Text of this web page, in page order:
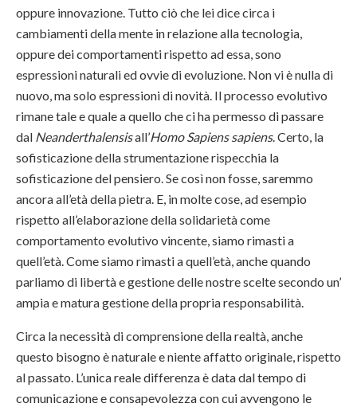
oppure innovazione. Tutto ciò che lei dice circa i
cambiamenti della mente in relazione alla tecnologia,
oppure dei comportamenti rispetto ad essa, sono
espressioni naturali ed ovvie di evoluzione. Non vi è nulla di
nuovo, ma solo espressioni di novità. Il processo evolutivo
rimane tale e quale a quello che ci ha permesso di passare
dal Neanderthalensisall’Homo Sapiens sapiens. Certo, la
sofisticazione della strumentazione rispecchia la
sofisticazione del pensiero. Se così non fosse, saremmo
ancora all’età della pietra. E, in molte cose, ad esempio
rispetto all’elaborazione della solidarietà come
comportamento evolutivo vincente, siamo rimasti a
quell’età. Come siamo rimasti a quell’età, anche quando
parliamo di libertà e gestione delle nostre scelte secondo un’
ampia e matura gestione della propria responsabilità.
Circa la necessità di comprensione della realtà, anche
questo bisogno è naturale e niente affatto originale, rispetto
al passato. L’unica reale differenza è data dal tempo di
comunicazione e consapevolezza con cui avvengono le